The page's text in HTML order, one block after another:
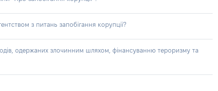
з питань запобігання корупції?
одержаних злочинним шляхом, фінансуванню тероризму та